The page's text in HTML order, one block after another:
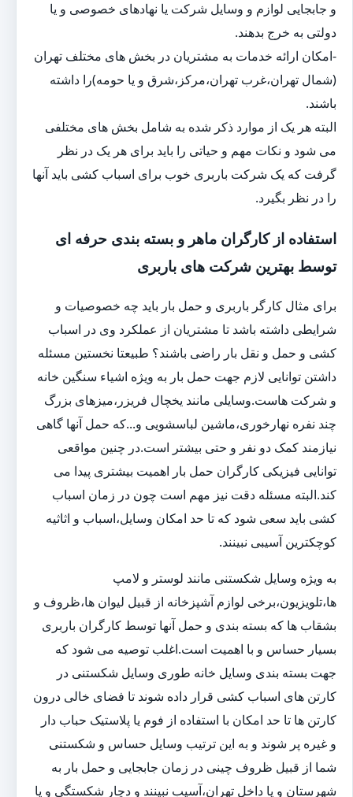
و جابجایی لوازم و وسایل شرکت یا نهادهای خصوصی و یا
دولتی به خرج بدهند.
-امکان ارائه خدمات به مشتریان در بخش های مختلف تهران
(شمال تهران،غرب تهران،مرکز،شرق و یا حومه)را داشته
باشند.
البته هر یک از موارد ذکر شده به شامل بخش های مختلفی
می شود و نکات مهم و حیاتی را باید برای هر یک در نظر
گرفت که یک شرکت باربری خوب برای اسباب کشی باید آنها
را در نظر بگیرد.
استفاده از کارگران ماهر و بسته بندی حرفه ای
توسط بهترین شرکت های باربری
برای مثال کارگر باربری و حمل بار باید چه خصوصیات و
شرایطی داشته باشد تا مشتریان از عملکرد وی در اسباب
کشی و حمل و نقل بار راضی باشند؟ طبیعتا نخستین مسئله
داشتن توانایی لازم جهت حمل بار به ویژه اشیاء سنگین خانه
و شرکت هاست.وسایلی مانند یخچال فریزر،میزهای بزرگ
چند نفره نهارخوری،ماشین لباسشویی و...که حمل آنها گاهی
نیازمند کمک دو نفر و حتی بیشتر است.در چنین مواقعی
توانایی فیزیکی کارگران حمل بار اهمیت بیشتری پیدا می
کند.البته مسئله دقت نیز مهم است چون در زمان اسباب
کشی باید سعی شود که تا حد امکان وسایل،اسباب و اثاثیه
کوچکترین آسیبی نبینند.
به ویژه وسایل شکستنی مانند لوستر و لامپ
ها،تلویزیون،برخی لوازم آشپزخانه از قبیل لیوان ها،ظروف و
بشقاب ها که بسته بندی و حمل آنها توسط کارگران باربری
بسیار حساس و با اهمیت است.اغلب توصیه می شود که
جهت بسته بندی وسایل خانه طوری وسایل شکستنی در
کارتن های اسباب کشی قرار داده شوند تا فضای خالی درون
کارتن ها تا حد امکان با استفاده از فوم یا پلاستیک حباب دار
و غیره پر شوند و به این ترتیب وسایل حساس و شکستنی
شما از قبیل ظروف چینی در زمان جابجایی و حمل بار به
شهرستان و یا داخل تهران،آسیب نبینند و دچار شکستگی و یا